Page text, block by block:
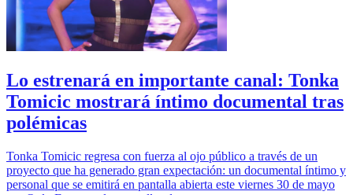
Lo estrenará en importante canal: Tonka
Tomicic mostrará íntimo documental tras
polémicas
Tonka Tomicic regresa con fuerza al ojo público a través de un
proyecto que ha generado gran expectación: un documental íntimo y
personal que se emitirá en pantalla abierta este viernes 30 de mayo